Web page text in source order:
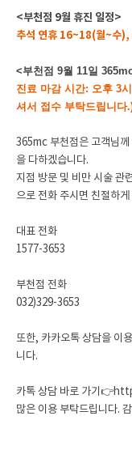
<부천점 9월 휴진 일정>
추석 연휴 16~18(월~수),
<부천점 9월 11일
진료 마감 시간: 오후 3
셔서 접수 부탁드립니다
365mc 부천점은 고객님
을 다하겠습니다.
지점 방문 및 비만 시술 관
으로 전화 주시면 친절하
대표 전화
1577-3653
부천점 전화
032)329-3653
또한, 카카오톡 상담을 이
니다.
카톡 상담 바로 가기👉
많은 이용 부탁드립니다.